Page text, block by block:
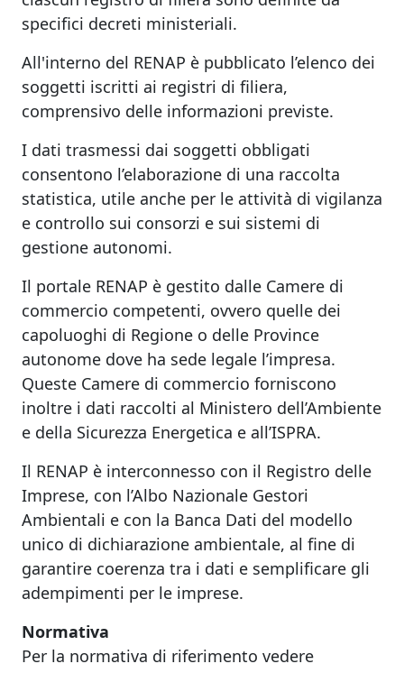
specifici decreti ministeriali.
All'interno del RENAP è pubblicato l’elenco dei
soggetti iscritti ai registri di filiera,
comprensivo delle informazioni previste.
I dati trasmessi dai soggetti obbligati
consentono l’elaborazione di una raccolta
statistica, utile anche per le attività di vigilanza
e controllo sui consorzi e sui sistemi di
gestione autonomi.
Il portale RENAP è gestito dalle Camere di
commercio competenti, ovvero quelle dei
capoluoghi di Regione o delle Province
autonome dove ha sede legale l’impresa.
Queste Camere di commercio forniscono
inoltre i dati raccolti al Ministero dell’Ambiente
e della Sicurezza Energetica e all’ISPRA.
Il RENAP è interconnesso con il Registro delle
Imprese, con l’Albo Nazionale Gestori
Ambientali e con la Banca Dati del modello
unico di dichiarazione ambientale, al fine di
garantire coerenza tra i dati e semplificare gli
adempimenti per le imprese.
Normativa
Per la normativa di riferimento vedere